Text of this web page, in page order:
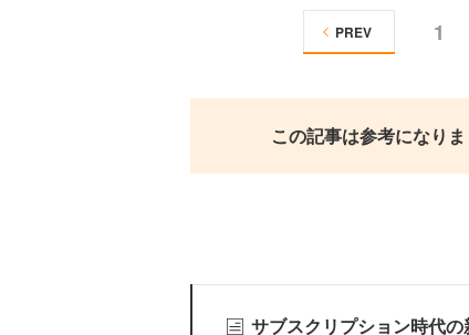
1
PREV
この記事は参考になり
サブスクリプション時代